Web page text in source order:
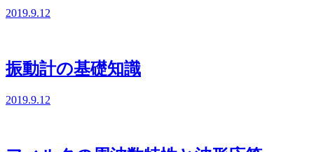
2019.9.12
振動計の基礎知識
2019.9.12